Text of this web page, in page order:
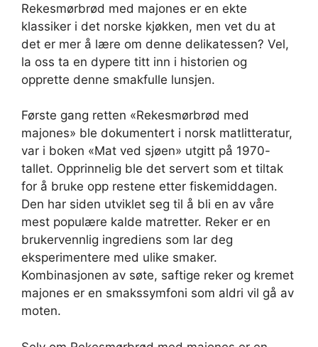
Rekesmørbrød med majones er en ekte
klassiker i det norske kjøkken, men vet du at
det er mer å lære om denne delikatessen? Vel,
la oss ta en dypere titt inn i historien og
opprette denne smakfulle lunsjen.
Første gang retten «Rekesmørbrød med
majones» ble dokumentert i norsk matlitteratur,
var i boken «Mat ved sjøen» utgitt på 1970-
tallet. Opprinnelig ble det servert som et tiltak
for å bruke opp restene etter fiskemiddagen.
Den har siden utviklet seg til å bli en av våre
mest populære kalde matretter. Reker er en
brukervennlig ingrediens som lar deg
eksperimentere med ulike smaker.
Kombinasjonen av søte, saftige reker og kremet
majones er en smakssymfoni som aldri vil gå av
moten.